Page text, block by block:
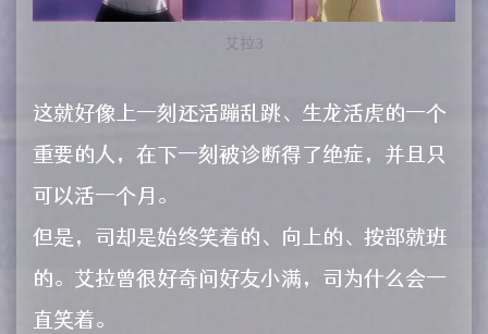
艾拉3
这就好像上一刻还活蹦乱跳、生龙活虎的一个
重要的人，在下一刻被诊断得了绝症，并且只
可以活一个月。
但是，司却是始终笑着的、向上的、按部就班
的。艾拉曾很好奇问好友小满，司为什么会一
直笑着。